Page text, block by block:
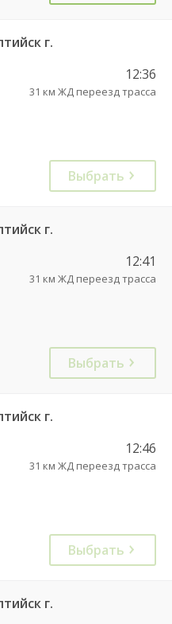
г.
12:36
31 км ЖД переезд трасса
Выбрать
г.
12:41
31 км ЖД переезд трасса
Выбрать
г.
12:46
31 км ЖД переезд трасса
Выбрать
г.